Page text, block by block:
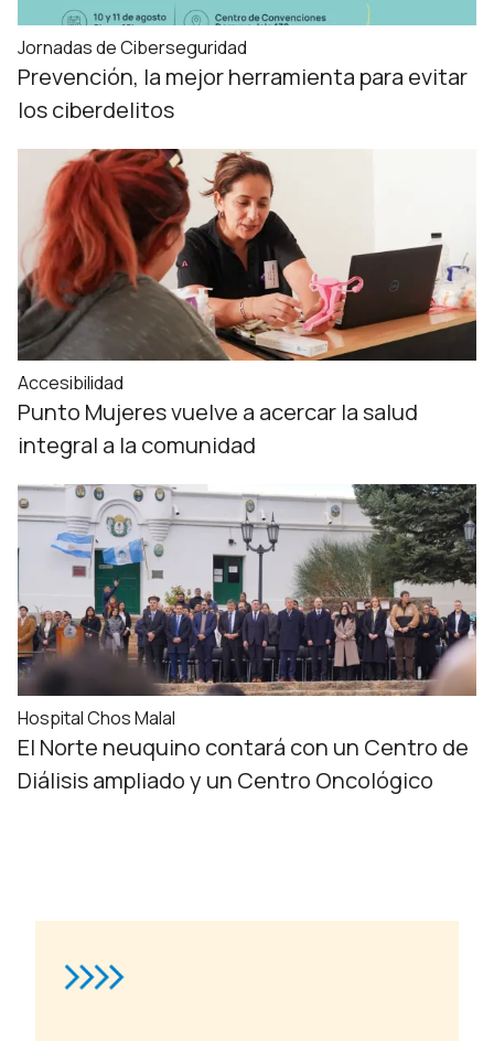
Jornadas de Ciberseguridad
Prevención, la mejor herramienta para evitar
los ciberdelitos
Accesibilidad
Punto Mujeres vuelve a acercar la salud
integral a la comunidad
Hospital Chos Malal
El Norte neuquino contará con un Centro de
Diálisis ampliado y un Centro Oncológico